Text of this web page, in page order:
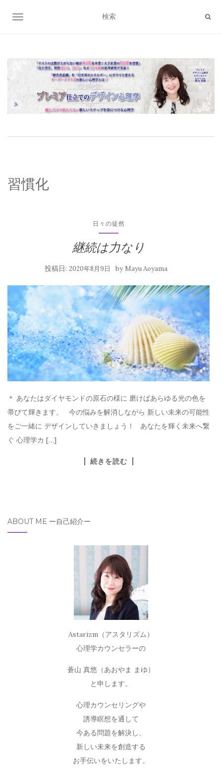
ナビゲーション切り替え
習慣化
日々の徒然
継続は力なり
投稿日: 2020年8月9日 by Mayu Aoyama
＊ あなたはダイヤモンドの原石の様に 磨けばあらゆる光の色を
帯びて輝きます。 今の悩みを解消しながら 新しい未来の可能性
をご一緒に デザインしていきましょう！ あなたを輝く未来へ繋
ぐ 心理学カ […]
続きを読む
ABOUT ME ー自己紹介ー
Astarizm（アスタリズム）
心理学カウンセラーの
蒼山 真悠（あおやま まゆ）
と申します。
心理カウンセリングや
誘導瞑想を通して
今ある問題を解決し、
新しい未来を創造する
お手伝いをいたします。